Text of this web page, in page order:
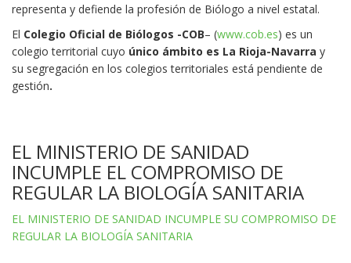
representa y defiende la profesión de Biólogo a nivel estatal.
El Colegio Oficial de Biólogos -COB– (www.cob.es) es un
colegio territorial cuyo único ámbito es La Rioja-Navarra y
su segregación en los colegios territoriales está pendiente de
gestión.
EL MINISTERIO DE SANIDAD
INCUMPLE EL COMPROMISO DE
REGULAR LA BIOLOGÍA SANITARIA
EL MINISTERIO DE SANIDAD INCUMPLE SU COMPROMISO DE
REGULAR LA BIOLOGÍA SANITARIA